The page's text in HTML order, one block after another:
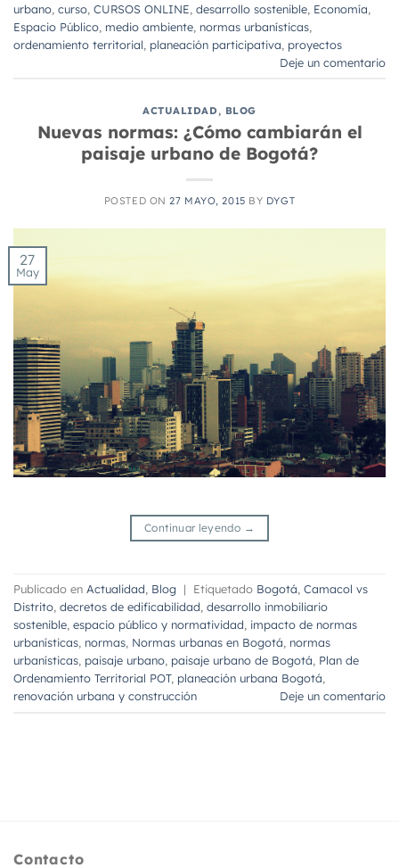
urbano curso CURSOS ONLINE desarrollo sostenible Economía
Espacio Público medio ambiente normas urbanísticas
ordenamiento territorial planeación participativa proyectos
Deje un comentario
ACTUALIDAD, BLOG
Nuevas normas: ¿Cómo cambiarán el
paisaje urbano de Bogotá?
POSTED ON27 MAYO, 2015 BY DYGT
27
May
Continuar leyendo →
Publicado en Actualidad, Blog | Etiquetado Bogotá, Camacol vs
Distrito, decretos de edificabilidad, desarrollo inmobiliario
sostenible, espacio público y normatividad, impacto de normas
urbanísticas, normas, Normas urbanas en Bogotá, normas
urbanísticas, paisaje urbano, paisaje urbano de Bogotá, Plan de
Ordenamiento Territorial POT, planeación urbana Bogotá,
renovación urbana y construcción
Deje un comentario
Contacto